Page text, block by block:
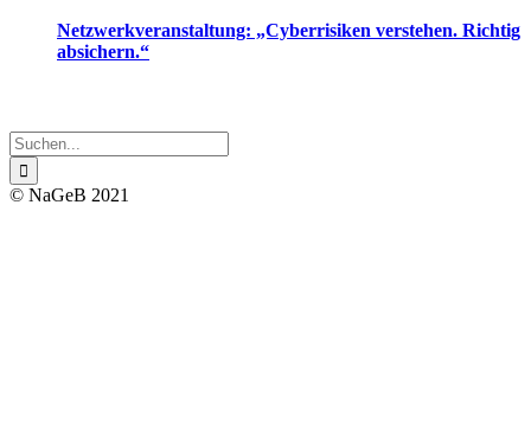
Netzwerkveranstaltung: „Cyberrisiken verstehen. Richtig
absichern.“
Suche
nach:
© NaGeB 2021